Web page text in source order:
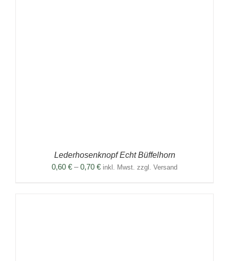
Lederhosenknopf Echt Büffelhorn
0,60 € –0,70 €Preisspanne:
inkl. Mwst. zzgl. Versand